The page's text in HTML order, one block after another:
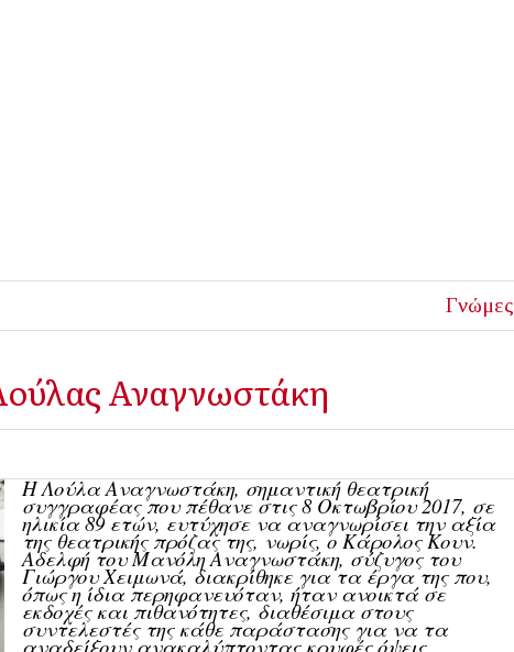
Γνώμες
Αναγνωστάκη
Η Λούλα Αναγνωστάκη, σημαντική θεατρική
συγγραφέας που πέθανε στις 8 Οκτωβρίου 2017, σε
ηλικία 89 ετών, ευτύχησε να αναγνωρίσει την αξία
της θεατρικής πρόζας της, νωρίς, ο Κάρολος Κουν.
Αδελφή του Μανόλη Αναγνωστάκη, σύζυγος του
Γιώργου Χειμωνά, διακρίθηκε για τα έργα της που,
όπως η ίδια περηφανευόταν, ήταν ανοικτά σε
εκδοχές και πιθανότητες, διαθέσιμα στους
συντελεστές της κάθε παράστασης για να τα
αναδείξουν ανακαλύπτοντας κρυφές όψεις,